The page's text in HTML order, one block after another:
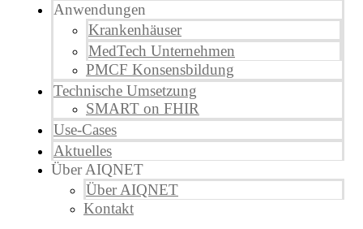
Anwendungen
Krankenhäuser
MedTech Unternehmen
PMCF Konsensbildung
Technische Umsetzung
SMART on FHIR
Use-Cases
Aktuelles
Über AIQNET
Über AIQNET
Kontakt